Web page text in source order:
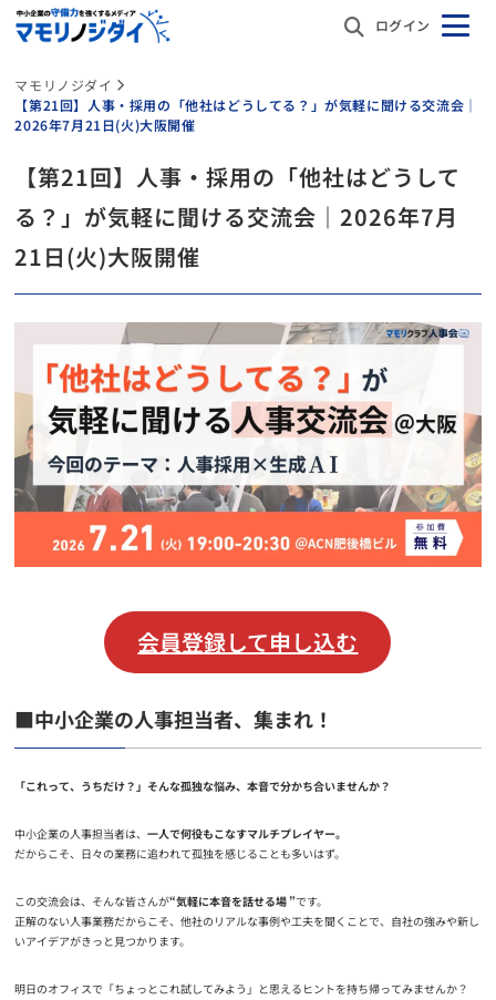
ログイン
マモリノジダイ
【第21回】人事・採用の「他社はどうしてる？」が気軽に聞ける交流会｜
2026年7月21日(火)大阪開催
【第21回】人事・採用の「他社はどうして
る？」が気軽に聞ける交流会｜2026年7月
21日(火)大阪開催
会員登録して申し込む
■中小企業の人事担当者、集まれ！
「これって、うちだけ？」そんな孤独な悩み、本音で分かち合いませんか？
中小企業の人事担当者は、一人で何役もこなすマルチプレイヤー。
だからこそ、日々の業務に追われて孤独を感じることも多いはず。
この交流会は、そんな皆さんが“気軽に本音を話せる場 ”です。
正解のない人事業務だからこそ、他社のリアルな事例や工夫を聞くことで、自社の強みや新し
いアイデアがきっと見つかります。
明日のオフィスで「ちょっとこれ試してみよう」と思えるヒントを持ち帰ってみませんか？